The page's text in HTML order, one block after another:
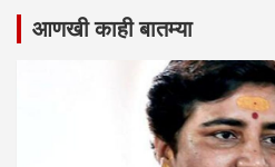
आणखी काही बातम्या